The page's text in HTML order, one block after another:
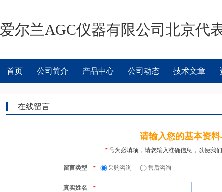
爱尔兰AGC仪器有限公司北京代
首页 公司简介 产品中心 公司动态 技术文章
在线留言
请输入您的基本资
* 号为必填项，请您输入准确信息，以便我
留言类型 * 采购咨询 售后咨询
真实姓名 *